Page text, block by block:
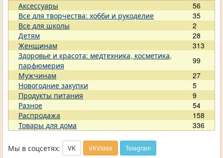
Аксессуары
56
Все для творчества: хобби и рукоделие
35
Все для школы
2
Детям
28
Женщинам
313
Здоровье и красота: медтехника, косметика,
парфюмерия
99
Мужчинам
27
Новогодние закупки
5
Продукты питания
9
Разное
54
Распродажа
158
Товары для дома
336
Мы в соцсетях: VK VKVideo Telegram